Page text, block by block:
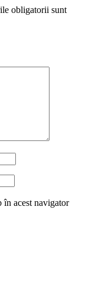
obligatorii sunt
în acest navigator